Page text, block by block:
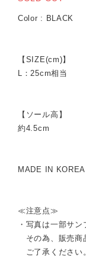
Color : BLACK
【SIZE(cm)】
L：25cm相当
【ソール高】
約4.5cm
MADE IN KOREA
≪注意点≫
・写真は一部サン
その為、販売商
ご了承ください。